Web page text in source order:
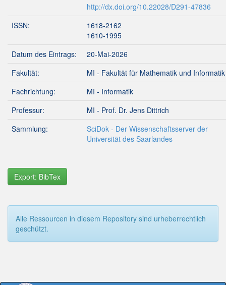
http://dx.doi.org/10.22028/D291-47836
ISSN:
1618-2162
1610-1995
Datum des Eintrags:
20-Mai-2026
Fakultät:
MI - Fakultät für Mathematik und Informatik
Fachrichtung:
MI - Informatik
Professur:
MI - Prof. Dr. Jens Dittrich
Sammlung:
SciDok - Der Wissenschaftsserver der
Universität des Saarlandes
Export: BibTex
Alle Ressourcen in diesem Repository sind urheberrechtlich
geschützt.